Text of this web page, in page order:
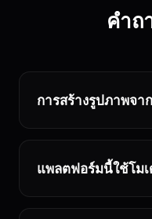
คำถ
การสร้างรูปภาพจา
แพลตฟอร์มนี้ใช้โม